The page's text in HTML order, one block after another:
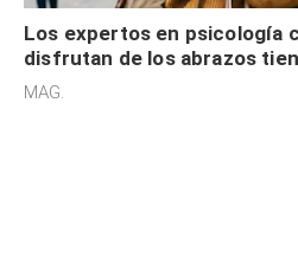
Los expertos en psicología
disfrutan de los abrazos
sensibilidad a los estímulos
MAG.